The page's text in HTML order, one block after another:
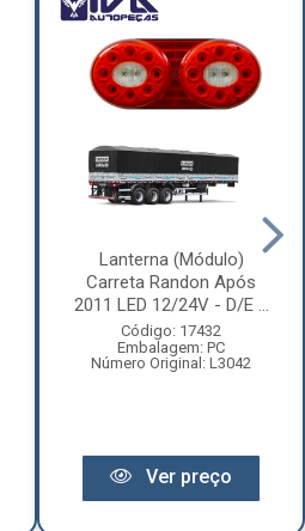
Lanterna (Módulo)
Carreta Randon Após
2011 LED 12/24V - D/E ...
Código: 17432
Embalagem: PC
Número Original: L3042
Ver preço